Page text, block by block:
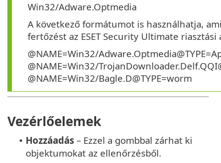
Win32/Adware.Optmedia
A következő formátumot is használhatja,
fertőzést az ESET Security Ultimate riasztási
@NAME=Win32/
@NAME=Win32/
@NAME=Win32/Bagle.D@TYPE=worm
Vezérlőelemek
• Hozzáadás – Ezzel a gombbal zárhat ki
objektumokat az ellenőrzésből.